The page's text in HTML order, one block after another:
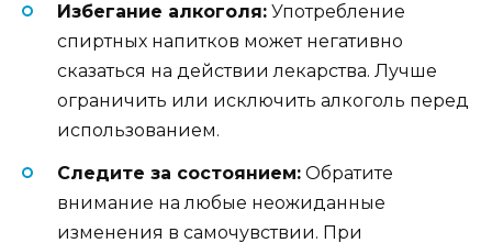
Избегание алкоголя: Употребление
спиртных напитков может негативно
сказаться на действии лекарства. Лучше
ограничить или исключить алкоголь перед
использованием.
Следите за состоянием: Обратите
внимание на любые неожиданные
изменения в самочувствии. При